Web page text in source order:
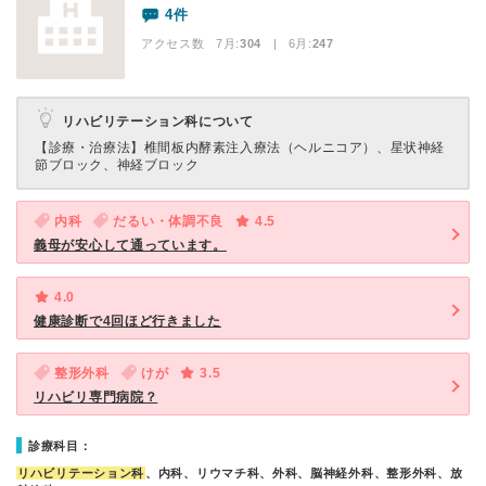
4件
アクセス数 7月:304 | 6月:247
リハビリテーション科について
【診療・治療法】 椎間板内酵素注入療法（ヘルニコア）、星状神経
節ブロック、神経ブロック
内科 だるい・体調不良
4.5
義母が安心して通っています。
4.0
健康診断で4回ほど行きました
整形外科 けが
3.5
リハビリ専門病院？
診療科目：
リハビリテーション科 、内科、リウマチ科、外科、脳神経外科、整形外科、放